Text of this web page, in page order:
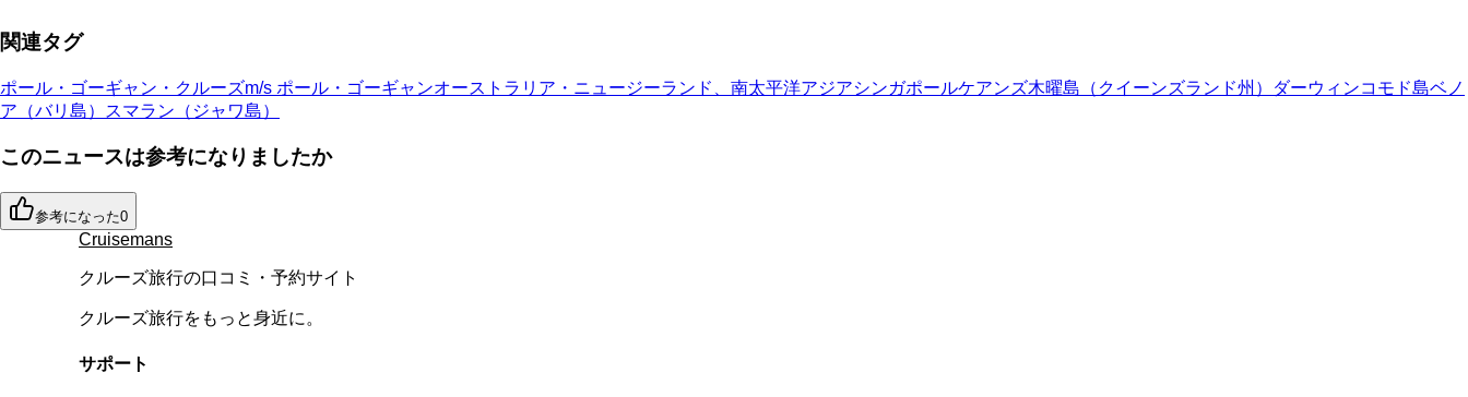
関連タグ
ポール・ゴーギャン・クルーズm/s ポール・ゴーギャンオーストラリア・ニュージーランド、南太平洋アジアシンガポールケアンズ木曜島（クイーンズランド州） ダーウィンコモド島ベノ
ア（バリ島）
スマラン（ジャワ島）
このニュースは参考になりましたか
参考になった0
Cruisemans
クルーズ旅行の口コミ・予約サイト
クルーズ旅行をもっと身近に。
サポート